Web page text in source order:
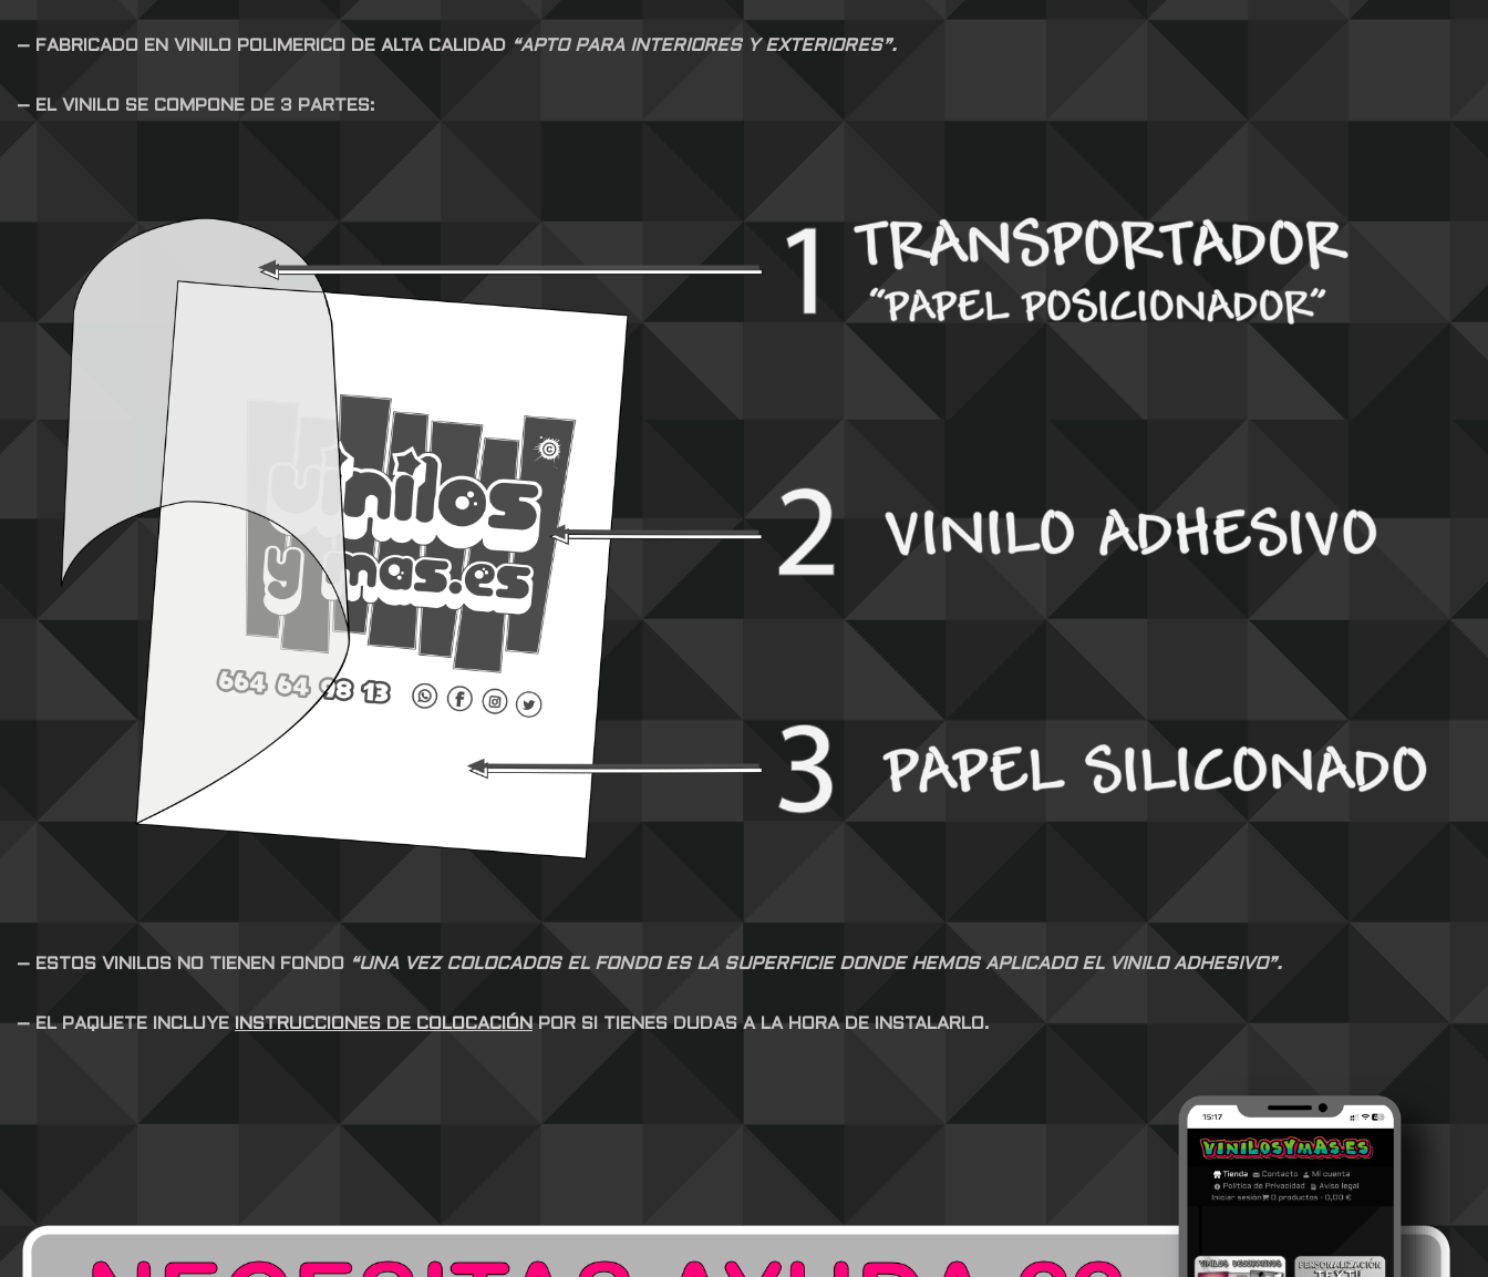
– FABRICADO EN VINILO POLIMERICO DE ALTA CALIDAD “APTO PARA INTERIORES Y EXTERIORES”.
– EL VINILO SE COMPONE DE 3 PARTES:
– ESTOS VINILOS NO TIENEN FONDO “UNA VEZ COLOCADOS EL FONDO ES LA SUPERFICIE DONDE HEMOS APLICADO EL VINILO ADHESIVO”.
– EL PAQUETE INCLUYE INSTRUCCIONES DE COLOCACIÓNPOR SI TIENES DUDAS A LA HORA DE INSTALARLO.